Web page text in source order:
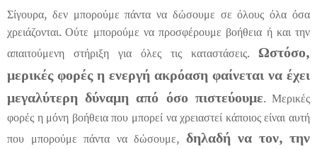
Σίγουρα, δεν μπορούμε πάντα να δώσουμε σε όλους όλα όσα
χρειάζονται. Ούτε μπορούμε να προσφέρουμε βοήθεια ή και την
απαιτούμενη στήριξη για όλες τις καταστάσεις. Ωστόσο,
μερικές φορές η ενεργή ακρόαση φαίνεται να έχει
μεγαλύτερη δύναμη από όσο πιστεύουμε. Μερικές
φορές η μόνη βοήθεια που μπορεί να χρειαστεί κάποιος είναι αυτή
που μπορούμε πάντα να δώσουμε, δηλαδή να τον, την